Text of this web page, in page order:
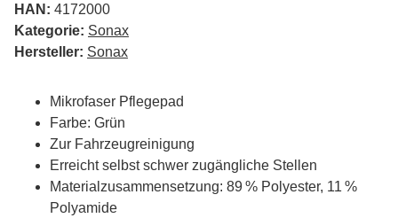
HAN: 4172000
Kategorie: Sonax
Hersteller: Sonax
Mikrofaser Pflegepad
Farbe: Grün
Zur Fahrzeugreinigung
Erreicht selbst schwer zugängliche Stellen
Materialzusammensetzung: 89 % Polyester, 11 %
Polyamide